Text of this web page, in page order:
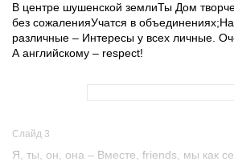
В центре шушенской землиТы Дом
без сожаленияУчатся в
различные – Интересы у всех личные.
А английскому – respect!
Слайд 3
Я, ты, он, она – Вместе, friends, мы как